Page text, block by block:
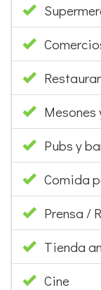
Mesones
Pubs y
Comida
Prensa /
Tienda
Cine